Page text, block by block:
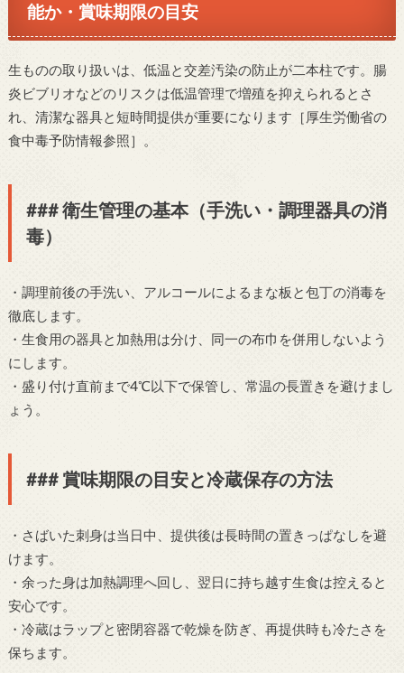
能か・賞味期限の目安
生ものの取り扱いは、低温と交差汚染の防止が二本柱です。腸
炎ビブリオなどのリスクは低温管理で増殖を抑えられるとさ
れ、清潔な器具と短時間提供が重要になります［厚生労働省の
食中毒予防情報参照］。
### 衛生管理の基本（手洗い・調理器具の消
毒）
・調理前後の手洗い、アルコールによるまな板と包丁の消毒を
徹底します。
・生食用の器具と加熱用は分け、同一の布巾を併用しないよう
にします。
・盛り付け直前まで4℃以下で保管し、常温の長置きを避けまし
ょう。
### 賞味期限の目安と冷蔵保存の方法
・さばいた刺身は当日中、提供後は長時間の置きっぱなしを避
けます。
・余った身は加熱調理へ回し、翌日に持ち越す生食は控えると
安心です。
・冷蔵はラップと密閉容器で乾燥を防ぎ、再提供時も冷たさを
保ちます。